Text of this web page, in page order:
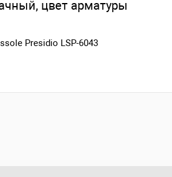
цвет арматуры
Presidio LSP-6043